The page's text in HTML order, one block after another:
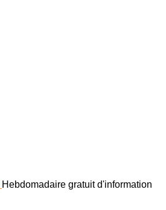
Hebdomadaire gratuit d'information